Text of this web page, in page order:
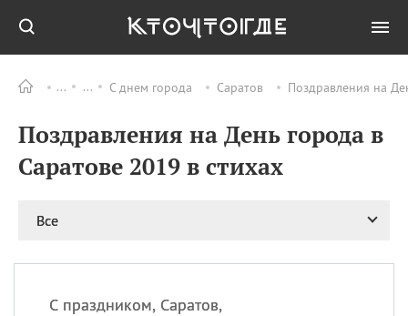
С днем города Саратов Поздравления на
Поздравления на День города в
Саратове 2019 в стихах
Все
С праздником, Саратов,
ПРАЗДНИКИ Все
08.08
День «Счастье
случается» (Happiness
Happens Day)
великомученика